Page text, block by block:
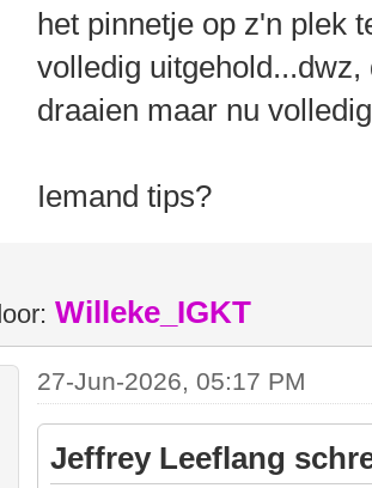
het pinnetje op z'n plek
volledig
draaien maar nu
Iemand tips?
Willeke_IGKT
27-Jun-2026, 05:17 PM
Jeffrey Leeflang